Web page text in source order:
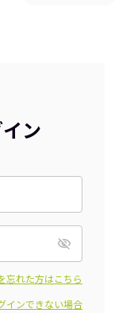
ン
忘れた方はこちら
インできない場合